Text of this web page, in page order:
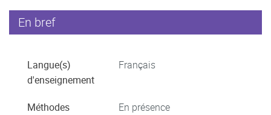
En bref
Langue(s)
d'enseignement
Français
Méthodes
En présence